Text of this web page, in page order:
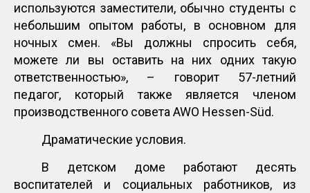
используются заместители, обычно студенты с
небольшим опытом работы, в основном для
ночных смен. «Вы должны спросить себя,
можете ли вы оставить на них одних такую
ответственностью», – говорит 57-летний
педагог, который также является членом
производственного совета AWO Hessen-Süd.
Драматические условия.
В детском доме работают десять
воспитателей и социальных работников, из